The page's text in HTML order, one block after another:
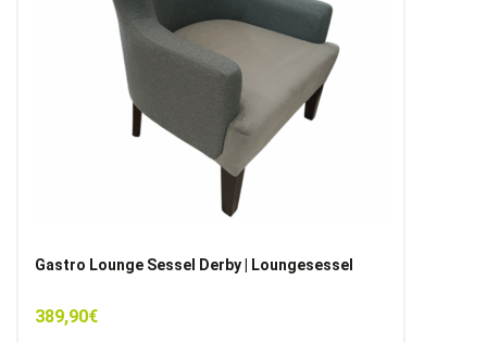
Gastro Lounge Sessel Derby | Loungesessel
389,90€